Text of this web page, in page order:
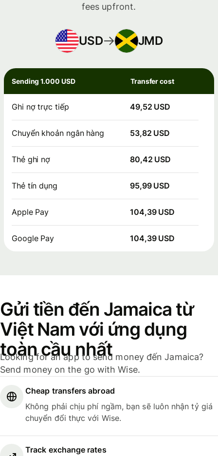
fees upfront.
USD JMD
Sending 1.000 USD Transfer cost
Ghi nợ trực tiếp 49,52 USD
Chuyển khoản ngân hàng 53,82 USD
Thẻ ghi nợ 80,42 USD
Thẻ tín dụng 95,99 USD
Apple Pay 104,39 USD
Google Pay 104,39 USD
Gửi tiền đến Jamaica từ
Việt Nam với ứng dụng
toàn cầu nhất
Looking for an app to send money đến Jamaica?
Send money on the go with Wise.
Cheap transfers abroad
Không phải chịu phí ngầm, bạn sẽ luôn nhận tỷ giá
chuyển đổi thực với Wise.
Track exchange rates